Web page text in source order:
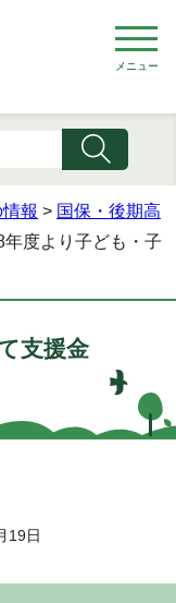
メニュー
報 > 国保・後期高
年度より子ども・子
支援金
19日